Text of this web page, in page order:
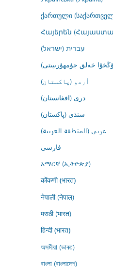
ქართული
Հայերեն
עברית (ישראל)
خەلق جۇمھۇرىيىتى)
اُردو (پاکستان)
درى (افغانستان)
سنڌي (پاکستان)
عربي (المنطقة العربية)
فارسى
አማርኛ (ኢትዮጵያ)
कोंकणी (भारत)
नेपाली (नेपाल)
मराठी (भारत)
हिन्दी (भारत)
অসমীয়া (ভাৰত)
বাংলা (বাংলাদেশ)